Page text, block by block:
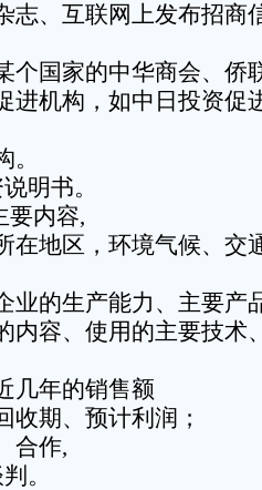
志、互联网上发布招商
个国家的中华商会、侨
进机构，如中日投资促
明书。
要内容,
在地区，环境气候、交
业的生产能力、主要产
内容、使用的主要技术
几年的销售额
期、预计利润；
合作,
。